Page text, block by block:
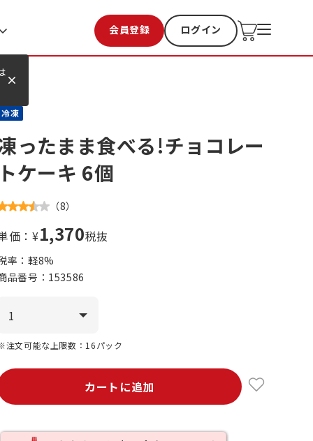
会員登録 ログイン
お気に入り 過去購入
冷凍
ったまま食べる!チョコレー
ケーキ 6個
（8）
価：¥1,370税抜
率：軽8%
品番号： 153586
注文可能な上限数：16パック
カートに追加